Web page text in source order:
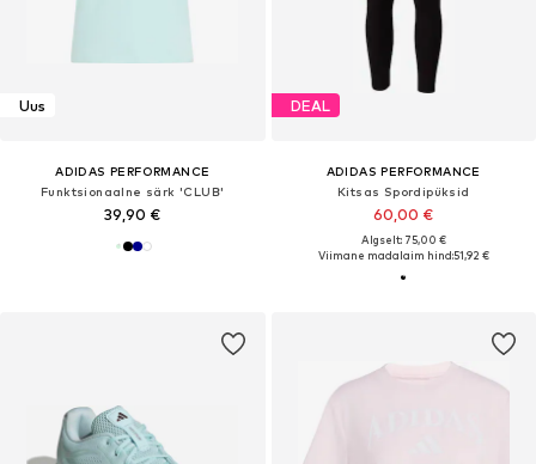
Uus
ADIDAS PERFORMANCE
Funktsionaalne särk 'CLUB'
39,90 €
DEAL
ADIDAS PERFORMANCE
Kitsas Spordipüksid
60,00 €
Algselt: 75,00 €
Viimane madalaim hind:51,92 €